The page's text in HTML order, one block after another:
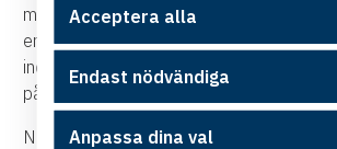
maraton och hoppas hinna resa mer.
emot att komma i väg och vill dessutom
indiekonsert, gärna med Ben Howard
på scen.
Nu väntar en vår där de får använda sina
Acceptera alla
Endast nödvändiga
Anpassa dina val